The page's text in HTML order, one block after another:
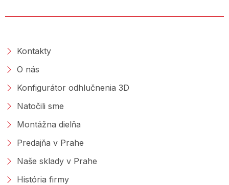
Kontakty
O nás
Konfigurátor odhlučnenia 3D
Natočili sme
Montážna dielňa
Predajňa v Prahe
Naše sklady v Prahe
História firmy